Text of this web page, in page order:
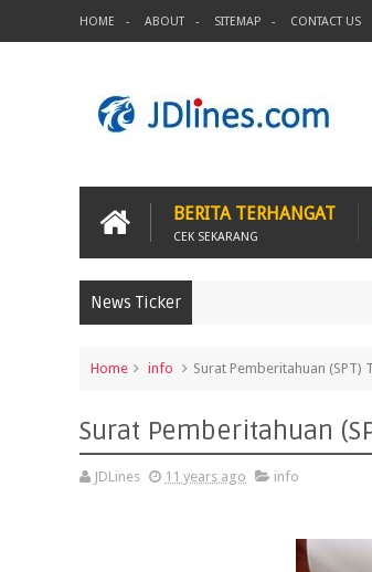
HOME ABOUT SITEMAP CONTACT US
BERITA TERHANGAT
CEK SEKARANG
News Ticker
Home info Surat Pemberitahuan (SPT)
Surat Pemberitahuan
JDLines 11 years ago info